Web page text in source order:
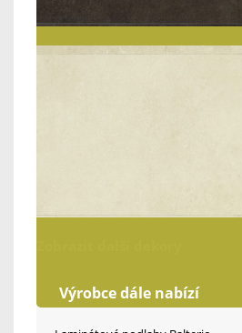
Výrobce dále nabízí